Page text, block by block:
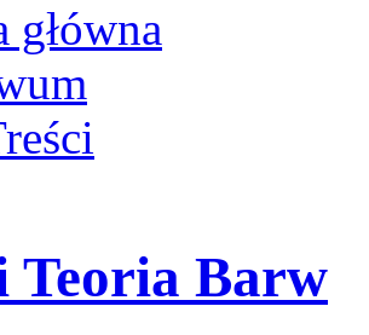
główna
Teoria Barw